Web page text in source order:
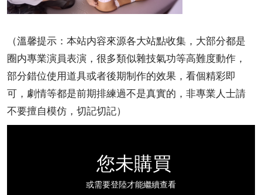
（溫馨提示：本站内容來源各大站點收集，大部分都是
圈内專業演員表演，很多類似雜技氣功等高難度動作，
部分錯位使用道具或者後期制作的效果，看個精彩即
可，劇情等都是前期排練過不是真實的，非專業人士請
不要擅自模仿，切記切記）
您未購買
或需要登陸才能繼續查看